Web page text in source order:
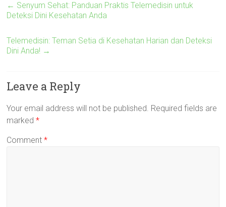
← Senyum Sehat: Panduan Praktis Telemedisin untuk
Deteksi Dini Kesehatan Anda
Telemedisin: Teman Setia di Kesehatan Harian dan Deteksi
Dini Anda! →
Leave a Reply
Your email address will not be published. Required fields are
marked*
Comment*